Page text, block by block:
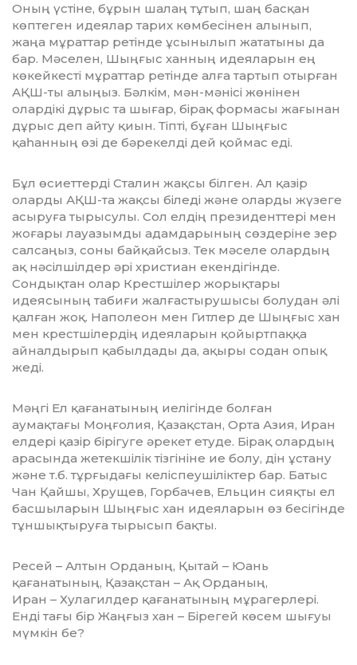
Оның үстіне, бұрын шалаң тұтып, шаң басқан
көптеген идеялар тарих көм­бесінен алынып,
жаңа мұраттар ретінде ұсынылып жататыны да
бар. Мәселен, Шыңғыс ханның идеяларын ең
көкейкесті мұраттар ретінде алға тартып отырған
АҚШ-ты алыңыз. Бәлкім, мән-мәнісі жөнінен
олардікі дұрыс та шығар, бірақ формасы жағынан
дұрыс деп айту қиын. Тіпті, бұған Шыңғыс
қаһанның өзі де бәрекелді дей қоймас еді.
Бұл өсиеттерді Сталин жақсы білген. Ал қазір
оларды АҚШ-та жақсы біледі және оларды жүзеге
асыруға тырысулы. Сол елдің президенттері мен
жоғары лауазымды адамдарының сөздеріне зер
салсаңыз, соны байқайсыз. Тек мәселе олардың
ақ нәсілшілдер әрі христиан екендігінде.
Сондықтан олар Крестшілер жорықтары
идеясының табиғи жалғастырушысы болудан әлі
қалған жоқ. Наполеон мен Гитлер де Шыңғыс хан
мен крестшілердің идеяларын қойыртпаққа
айналдырып қабылдады да, ақыры содан опық
жеді.
Мәңгі Ел қағанатының иелігінде болған
аумақтағы Моңғолия, Қазақстан, Орта Азия, Иран
елдері қазір бірігуге әрекет етуде. Бірақ олардың
арасында жетекшілік тізгініне ие болу, дін ұстану
және т.б. тұрғыдағы келіспеушіліктер бар. Батыс
Чан Қайшы, Хрущев, Горбачев, Ельцин сияқты ел
басшыларын Шыңғыс хан идеяларын өз бесігінде
тұншықтыруға тырысып бақты.
Ресей – Алтын Орданың, Қытай – Юань
қағанатының, Қазақстан – Ақ Орданың,
Иран – Хулагилдер қағанатының мұрагерлері.
Енді тағы бір Жаңғыз хан – Бірегей көсем шығуы
мүмкін бе?